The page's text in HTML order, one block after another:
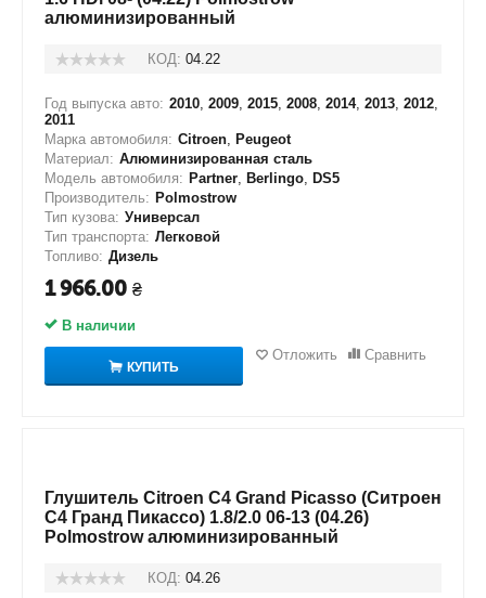
алюминизированный
КОД: 04.22
Год выпуска авто: 2010, 2009, 2015, 2008, 2014, 2013, 2012,
2011
Марка автомобиля: Citroen, Peugeot
Материал: Алюминизированная сталь
Модель автомобиля: Partner, Berlingo, DS5
Производитель: Polmostrow
Тип кузова: Универсал
Тип транспорта: Легковой
Топливо: Дизель
1 966.00 ₴
В наличии
КУПИТЬ
Отложить Сравнить
Глушитель Citroen C4 Grand Picasso (Ситроен
С4 Гранд Пикассо) 1.8/2.0 06-13 (04.26)
Polmostrow алюминизированный
КОД: 04.26